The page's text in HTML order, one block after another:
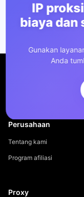
IP
biaya dan
Gunakan
Anda
Perusahaan
Tentang kami
Program afiliasi
Proxy